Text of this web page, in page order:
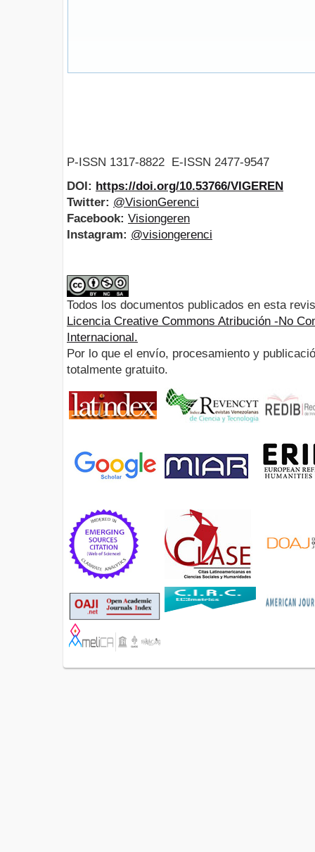
P-ISSN 1317-8822 E-ISSN 2477-9547
DOI: https://doi.org/10.53766/VIGEREN
Twitter: @VisionGerenci
Facebook: Visiongeren
Instagram: @visiongerenci
Todos los documentos publicados en esta
Licencia Creative Commons Atribución -No
Internacional.
Por lo que el envío, procesamiento y
totalmente gratuito.